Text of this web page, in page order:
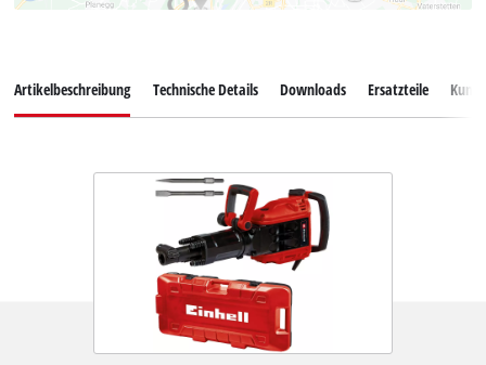
Artikelbeschreibung Technische Details Downloads Ersatzteile